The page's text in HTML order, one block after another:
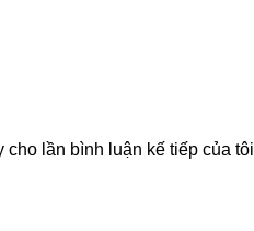
cho lần bình luận kế tiếp của